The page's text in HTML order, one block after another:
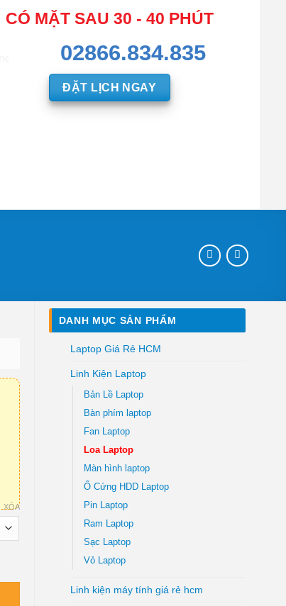
CÓ MẶT SAU 30 - 40 PHÚT
02866.834.835
ĐẶT LỊCH NGAY
DANH MỤC SẢN PHẨM
Laptop Giá Rẻ HCM
Linh Kiện Laptop
Bản Lề Laptop
Bàn phím laptop
Fan Laptop
Loa Laptop
Màn hình laptop
Ổ Cứng HDD Laptop
Pin Laptop
Ram Laptop
Sạc Laptop
Vỏ Laptop
Linh kiện máy tính giá rẻ hcm
XÓA